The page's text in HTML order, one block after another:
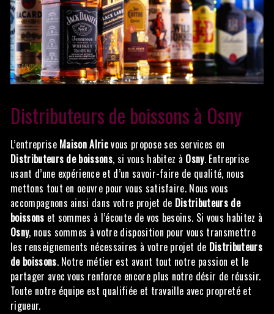
Distributeurs de boissons à Osny
L’entreprise Maison Alricvous propose ses services en
Distributeurs de boissons, si vous habitez à Osny. Entreprise
usant d’une expérience et d’un savoir-faire de qualité, nous
mettons tout en oeuvre pour vous satisfaire. Nous vous
accompagnons ainsi dans votre projet de Distributeurs de
boissons et sommes à l’écoute de vos besoins. Si vous habitez à
Osny, nous sommes à votre disposition pour vous transmettre
les renseignements nécessaires à votre projet de Distributeurs
de boissons. Notre métier est avant tout notre passion et le
partager avec vous renforce encore plus notre désir de réussir.
Toute notre équipe est qualifiée et travaille avec propreté et
rigueur.